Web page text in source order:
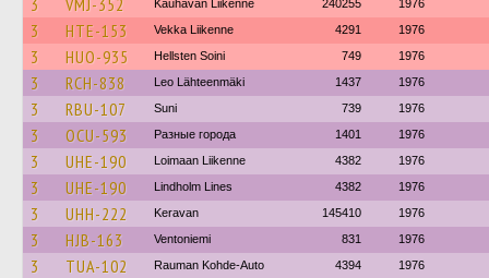
3 VMJ-352 Kauhavan Liikenne 240255 1976
3 HTE-153 Vekka Liikenne 4291 1976
3 HUO-935 Hellsten Soini 749 1976
3 RCH-838 Leo Lähteenmäki 1437 1976
3 RBU-107 Suni 739 1976
3 OCU-593 Разные города 1401 1976
3 UHE-190 Loimaan Liikenne 4382 1976
3 UHE-190 Lindholm Lines 4382 1976
3 UHH-222 Keravan 145410 1976
3 HJB-163 Ventoniemi 831 1976
3 TUA-102 Rauman Kohde-Auto 4394 1976